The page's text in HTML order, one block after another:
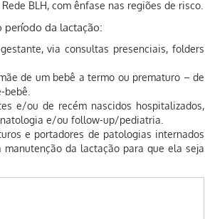
BLH, com ênfase nas regiões de risco.
da lactação:
via consultas presenciais, folders
de um bebê a termo ou prematuro – de
e/ou de recém nascidos hospitalizados,
e/ou follow-up/pediatria.
e portadores de patologias internados
da lactação para que ela seja